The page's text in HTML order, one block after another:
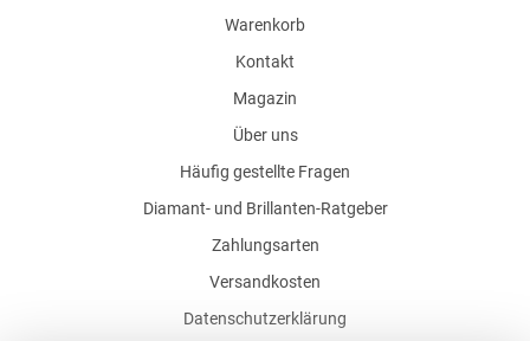
Warenkorb
Kontakt
Magazin
Über uns
Häufig gestellte Fragen
Diamant- und Brillanten-Ratgeber
Zahlungsarten
Versandkosten
Datenschutzerklärung